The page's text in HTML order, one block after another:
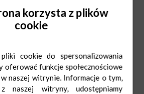
korzysta z plików
cookie
cookie do spersonalizowania
oferować funkcje społecznościowe
naszej witrynie. Informacje o tym,
naszej witryny, udostępniamy